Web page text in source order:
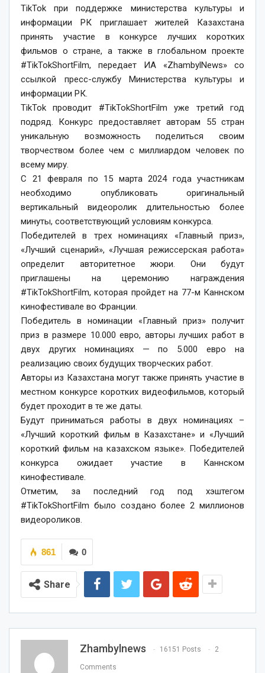
TikTok при поддержке министерства культуры и
информации РК приглашает жителей Казахстана
принять участие в конкурсе лучших коротких
фильмов о стране, а также в глобальном проекте
#TikTokShortFilm, передает ИА «ZhambylNews» со
ссылкой пресс-службу Министерства культуры и
информации РК.
TikTok проводит #TikTokShortFilm уже третий год
подряд. Конкурс предоставляет авторам 55 стран
уникальную возможность поделиться своим
творчеством более чем с миллиардом человек по
всему миру.
С 21 февраля по 15 марта 2024 года участникам
необходимо опубликовать оригинальный
вертикальный видеоролик длительностью более
минуты, соответствующий условиям конкурса.
Победителей в трех номинациях «Главный приз»,
«Лучший сценарий», «Лучшая режиссерская работа»
определит авторитетное жюри. Они будут
приглашены на церемонию награждения
#TikTokShortFilm, которая пройдет на 77-м Каннском
кинофестивале во Франции.
Победитель в номинации «Главный приз» получит
приз в размере 10.000 евро, авторы лучших работ в
двух других номинациях — по 5.000 евро на
реализацию своих будущих творческих работ.
Авторы из Казахстана могут также принять участие в
местном конкурсе коротких видеофильмов, который
будет проходит в те же даты.
Будут приниматься работы в двух номинациях –
«Лучший короткий фильм в Казахстане» и «Лучший
короткий фильм на казахском языке». Победителей
конкурса ожидает участие в Каннском
кинофестивале.
Отметим, за последний год под хэштегом
#TikTokShortFilm было создано более 2 миллионов
видеороликов.
0
861
Share
Zhambylnews 16151 Posts 2
Comments